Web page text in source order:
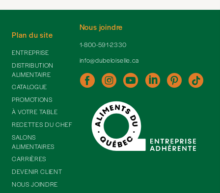
Nous joindre
1-800-591-2330
info@dubeloiselle.ca
Plan du site
ENTREPRISE
DISTRIBUTION
ALIMENTAIRE
CATALOGUE
PROMOTIONS
À VOTRE TABLE
RECETTES DU CHEF
SALONS
ALIMENTAIRES
CARRIÈRES
DEVENIR CLIENT
NOUS JOINDRE